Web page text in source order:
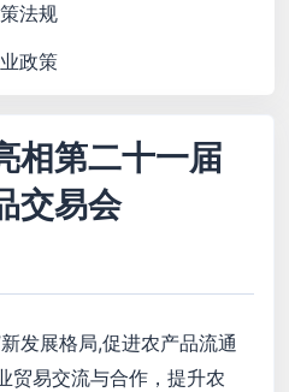
法规
政策
相第二十一届
交易会
发展格局,促进农产品流通
贸易交流与合作，提升农